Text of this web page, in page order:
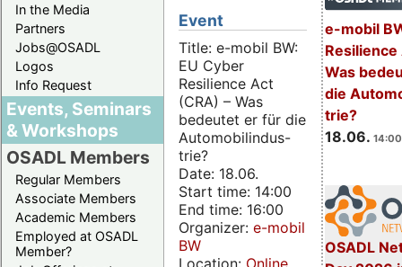
In the Media
Partners
Jobs@OSADL
Logos
Info Request
Events, Seminars
& Workshops
OSADL Members
Regular Members
Associate Members
Academic Members
Employed at OSADL
Member?
e-mobil
Resilience
Was
die
trie?
18.06.
OSADL
Event
Title: e-mobil BW:
EU Cyber
Resilience Act
(CRA) – Was
bedeutet er für die
Automobilindus-
trie?
Date: 18.06.
Start time: 14:00
End time: 16:00
Organizer: e-mobil
BW
Location: Online